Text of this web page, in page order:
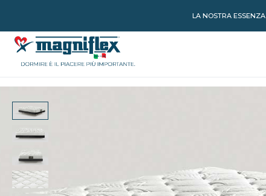
LA NOSTRA ESSENZA